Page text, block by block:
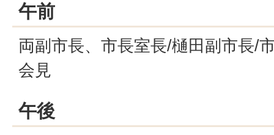
午前
両副市長、市長室長/樋田副市長/
会見
午後